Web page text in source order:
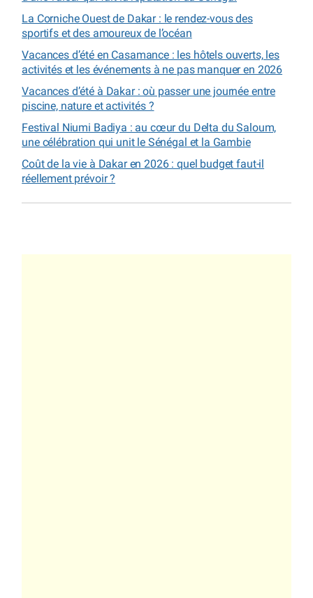
La Corniche Ouest de Dakar : le rendez-vous des
sportifs et des amoureux de l’océan
Vacances d’été en Casamance : les hôtels ouverts, les
activités et les événements à ne pas manquer en 2026
Vacances d’été à Dakar : où passer une journée entre
piscine, nature et activités ?
Festival Niumi Badiya : au cœur du Delta du Saloum,
une célébration qui unit le Sénégal et la Gambie
Coût de la vie à Dakar en 2026 : quel budget faut-il
réellement prévoir ?